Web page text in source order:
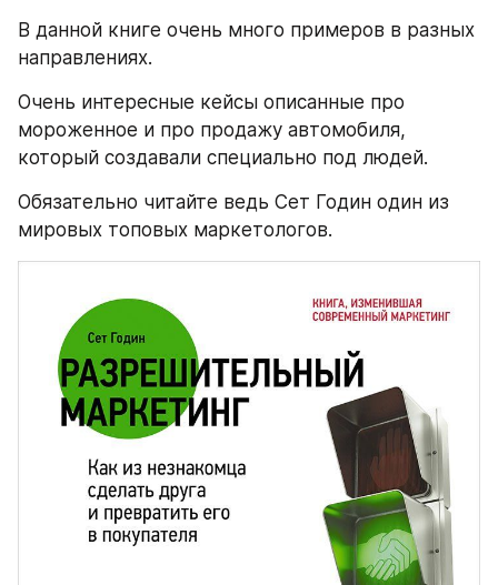
В данной книге очень много примеров в разных
направлениях.
Очень интересные кейсы описанные про
мороженное и про продажу автомобиля,
который создавали специально под людей.
Обязательно читайте ведь Сет Годин один из
мировых топовых маркетологов.